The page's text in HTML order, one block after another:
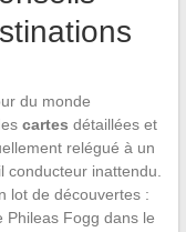
du monde
cartes détaillées et
relégué à un
inattendu.
lot de découvertes :
Phileas Fogg dans le